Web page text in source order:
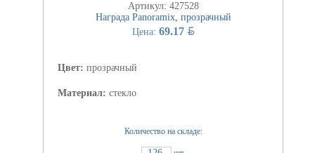
Артикул: 427528
Награда Panoramix, прозрачный
Цена: 69.17 BYN
Цвет: прозрачный
Материал: стекло
Количество на складе: